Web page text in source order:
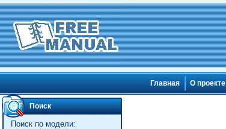
Главная О проекте
Поиск
Поиск по модели: